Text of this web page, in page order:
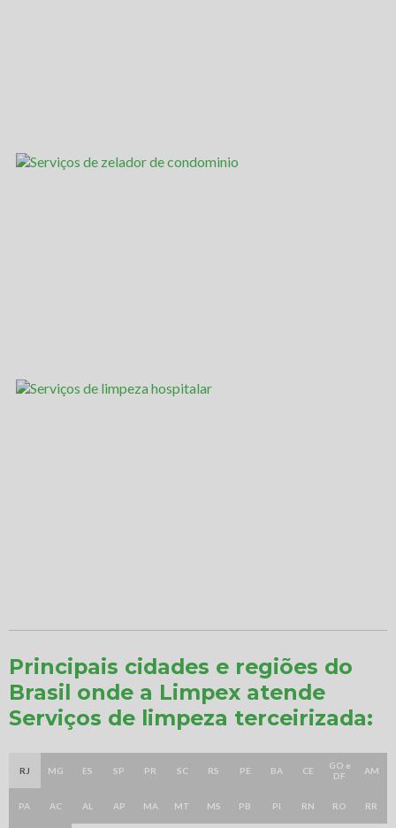
Principais cidades e regiões do
Brasil onde a Limpex atende
Serviços de limpeza terceirizada:
RJ MG ES SP PR SC RS PE BA CE
GO e
DF
AM
PA AC AL AP MA MT MS PB PI RN RO RR